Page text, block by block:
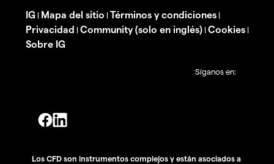
IG | Mapa del sitio | Términos y condiciones |
Privacidad | Community (solo en inglés) | Cookies |
Sobre IG
Síganos en:
Los CFD son instrumentos complejos y están asociados a